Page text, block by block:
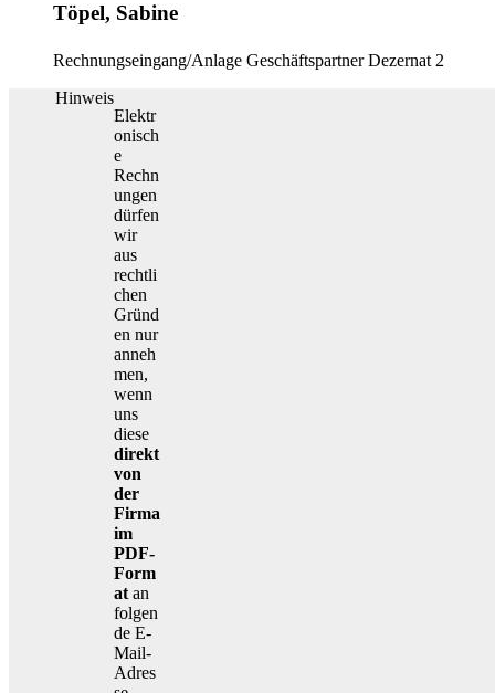
Töpel, Sabine
Rechnungseingang/Anlage Geschäftspartner Dezernat 2
Hinweis
Elektr
onisch
e
Rechn
ungen
dürfen
wir
aus
rechtli
chen
Gründ
en nur
anneh
men,
wenn
uns
diese
direkt
von
der
Firma
im
PDF-
Form
atan
folgen
de E-
Mail-
Adres